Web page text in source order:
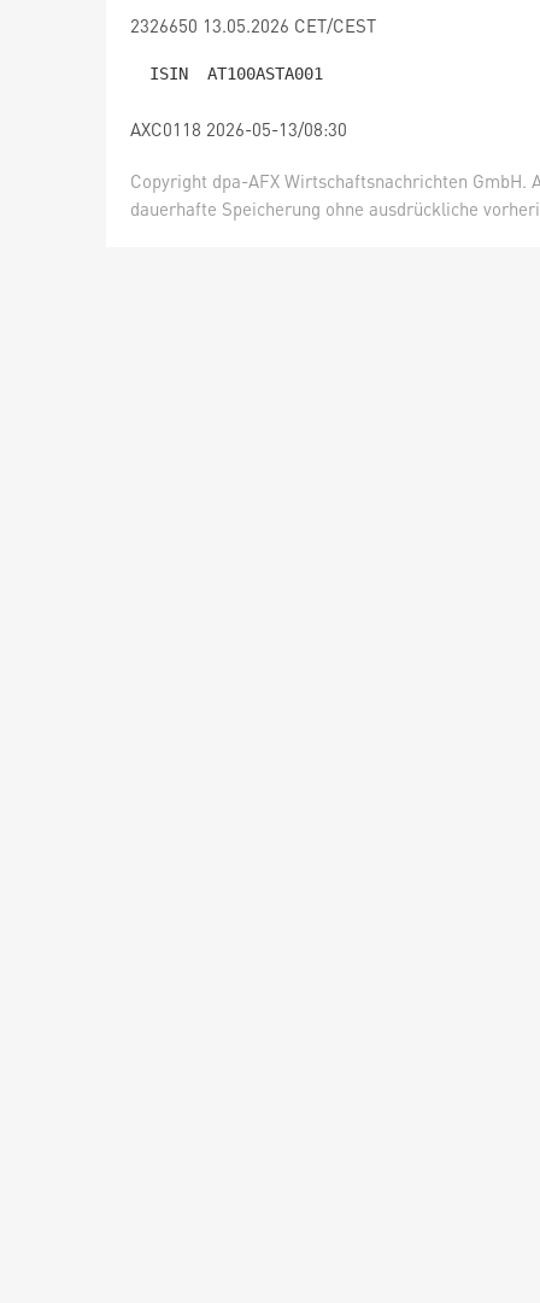
2326650 13.05.2026 CET/CEST
AXC0118 2026-05-13/08:30
Copyright dpa-AFX Wirtschaftsnachrichten
dauerhafte Speicherung ohne ausdrückliche